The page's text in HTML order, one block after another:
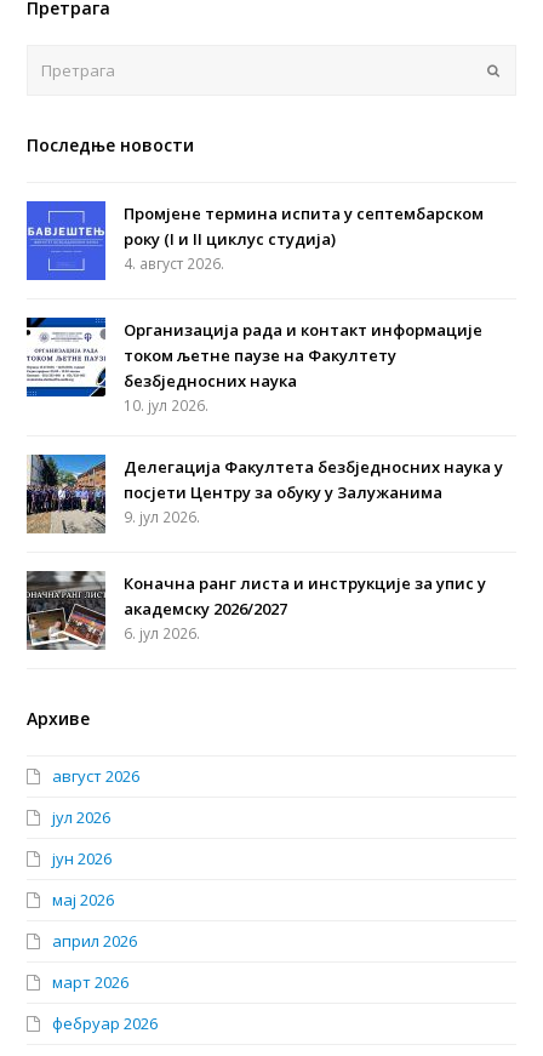
Претрага
Последње новости
Промјене термина испита у септембарском
року (I и II циклус студија)
4. август 2026.
Организација рада и контакт информације
током љетне паузе на Факултету
безбједносних наука
10. јул 2026.
Делегација Факултета безбједносних наука у
посјети Центру за обуку у Залужанима
9. јул 2026.
Коначна ранг листа и инструкције за упис у
академску 2026/2027
6. јул 2026.
Архиве
август 2026
јул 2026
јун 2026
мај 2026
април 2026
март 2026
фебруар 2026